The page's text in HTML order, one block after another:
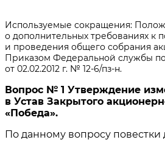
Используемые сокращения:
о дополнительных требованиях к
и проведения общего собрания
Приказом Федеральной службы
от 02.02.2012 г. № 12-6/пз-н.
Вопрос № 1 Утверждение
в Устав Закрытого
«Победа».
По данному вопросу повестки